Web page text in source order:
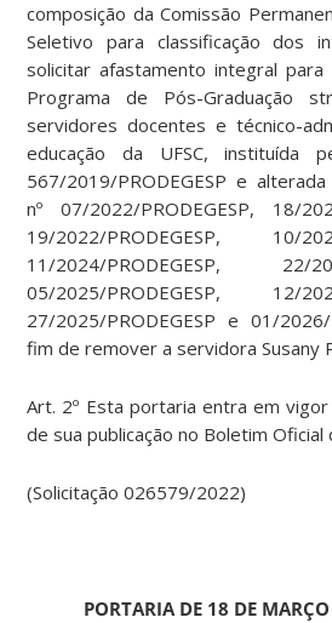
composição da Comissão
Seletivo para classificação dos
solicitar afastamento integral para
Programa de Pós-Graduação
servidores docentes e técnico-
educação da UFSC, instituída
567/2019/PRODEGESP e
nº 07/2022/PRODEGESP, 18/
19/2022/PRODEGESP, 10/
11/2024/PRODEGESP, 22/
05/2025/PRODEGESP, 12/
27/2025/PRODEGESP e 01/2026/
fim de remover a servidora Susany
Art. 2º Esta portaria entra em
de sua publicação no Boletim Oficial
(Solicitação 026579/2022)
PORTARIA DE 18 DE